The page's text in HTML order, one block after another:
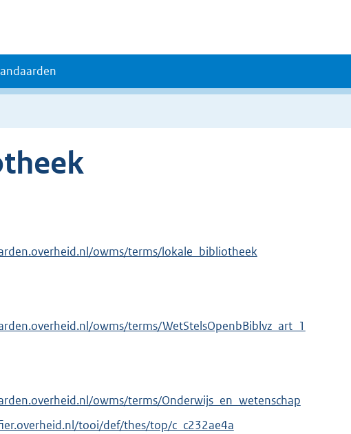
owms/terms/lokale_bibliotheek
owms/terms/WetStelsOpenbBiblvz_art_1
owms/terms/Onderwijs_en_wetenschap
tooi/def/thes/top/c_c232ae4a